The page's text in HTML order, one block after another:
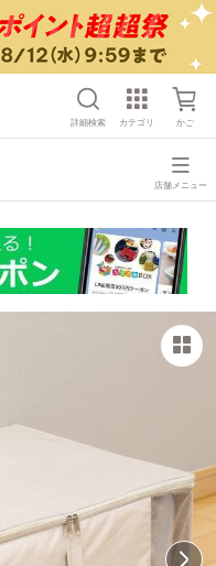
詳細検索 カテゴリ かご
店舗メニュー